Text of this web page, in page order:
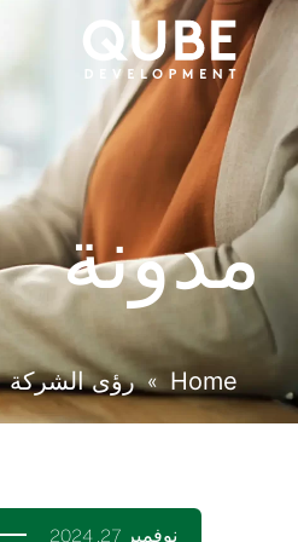
مدونة
Home
» رؤى الشركة
نوفمبر 27, 2024